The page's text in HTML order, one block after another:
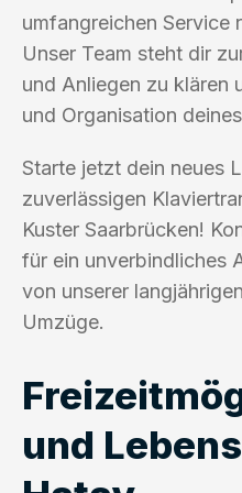
umfangreichen Service
Unser Team steht dir
und Anliegen zu klären
und Organisation
Starte jetzt dein neues
zuverlässigen
Kuster Saarbrücken!
für ein unverbindliches
von unserer
Umzüge.
und